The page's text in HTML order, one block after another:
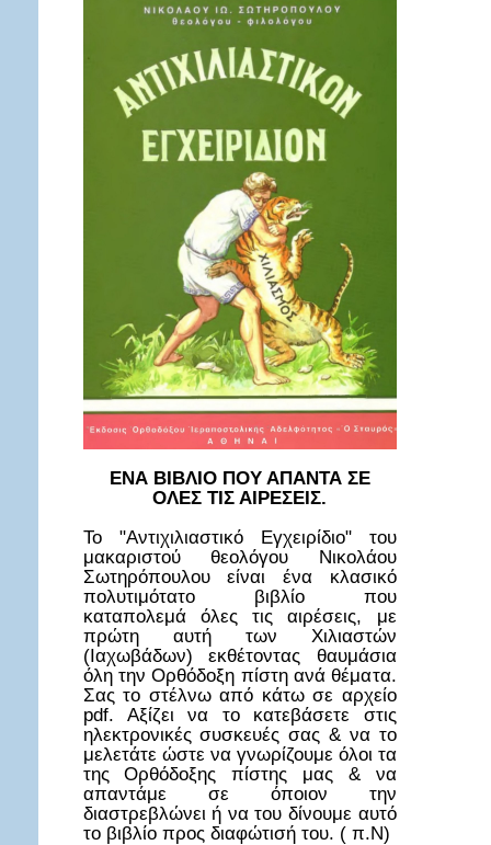
ΕΝΑ ΒΙΒΛΙΟ ΠΟΥ ΑΠΑΝΤΑ ΣΕ
ΟΛΕΣ ΤΙΣ ΑΙΡΕΣΕΙΣ.
Το "Αντιχιλιαστικό Εγχειρίδιο" του
μακαριστού θεολόγου Νικολάου
Σωτηρόπουλου είναι ένα κλασικό
πολυτιμότατο βιβλίο που
καταπολεμά όλες τις αιρέσεις, με
πρώτη αυτή των Χιλιαστών
(Ιαχωβάδων) εκθέτοντας θαυμάσια
όλη την Ορθόδοξη πίστη ανά θέματα.
Σας το στέλνω από κάτω σε αρχείο
pdf. Αξίζει να το κατεβάσετε στις
ηλεκτρονικές συσκευές σας & να το
μελετάτε ώστε να γνωρίζουμε όλοι τα
της Ορθόδοξης πίστης μας & να
απαντάμε σε όποιον την
διαστρεβλώνει ή να του δίνουμε αυτό
το βιβλίο προς διαφώτισή του. ( π.Ν)